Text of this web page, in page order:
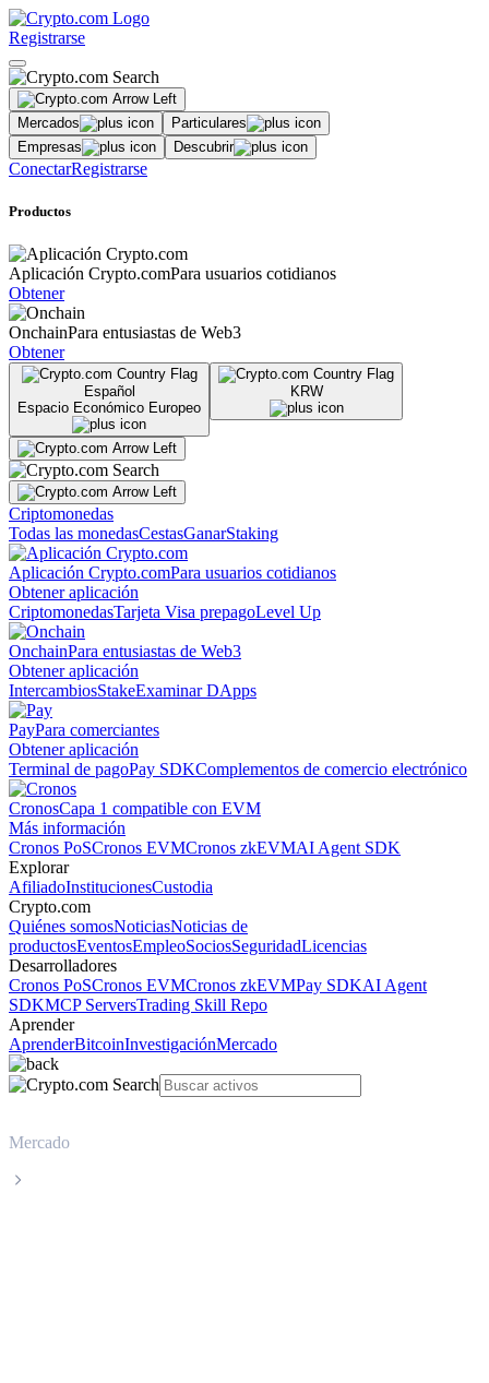
Registrarse
Mercados
Particulares
Empresas
Descubrir
ConectarRegistrarse
Productos
Aplicación Crypto.comPara usuarios cotidianos
Obtener
OnchainPara entusiastas de Web3
Obtener
Español
Espacio Económico Europeo
KRW
Criptomonedas
Todas las monedasCestasGanarStaking
Aplicación Crypto.comPara usuarios cotidianos
Obtener aplicación
CriptomonedasTarjeta Visa prepagoLevel Up
OnchainPara entusiastas de Web3
Obtener aplicación
IntercambiosStakeExaminar DApps
PayPara comerciantes
Obtener aplicación
Terminal de pagoPay SDKComplementos de comercio electrónico
CronosCapa 1 compatible con EVM
Más información
Cronos PoSCronos EVMCronos zkEVMAI Agent SDK
Explorar
AfiliadoInstitucionesCustodia
Crypto.com
Quiénes somosNoticiasNoticias de
productosEventosEmpleoSociosSeguridadLicencias
Desarrolladores
Cronos PoSCronos EVMCronos zkEVMPay SDKAI Agent
SDKMCP ServersTrading Skill Repo
Aprender
AprenderBitcoinInvestigaciónMercado
Mercado